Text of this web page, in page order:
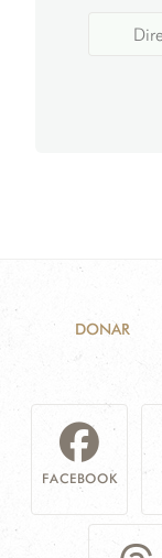
DONAR
FACEBOOK